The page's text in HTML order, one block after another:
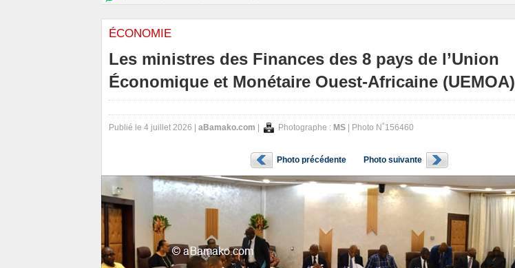
ÉCONOMIE
Les ministres des Finances des 8 pays de l’Union
Économique et Monétaire Ouest-Africaine (UEMOA)
Publié le 4 juillet 2026 | aBamako.com Photographe : MS | Photo N˚156460
Photo précédente Photo suivante